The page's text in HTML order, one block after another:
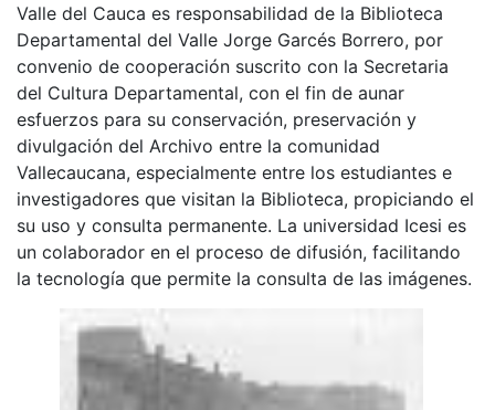
Valle del Cauca es responsabilidad de la Biblioteca
Departamental del Valle Jorge Garcés Borrero, por
convenio de cooperación suscrito con la Secretaria
del Cultura Departamental, con el fin de aunar
esfuerzos para su conservación, preservación y
divulgación del Archivo entre la comunidad
Vallecaucana, especialmente entre los estudiantes e
investigadores que visitan la Biblioteca, propiciando el
su uso y consulta permanente. La universidad Icesi es
un colaborador en el proceso de difusión, facilitando
la tecnología que permite la consulta de las imágenes.